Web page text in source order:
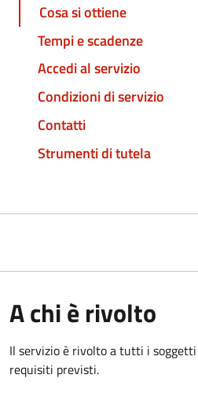
Cosa si ottiene
Tempi e scadenze
Accedi al servizio
Condizioni di servizio
Contatti
Strumenti di tutela
A chi è rivolto
Il servizio è rivolto a tutti i
requisiti previsti.